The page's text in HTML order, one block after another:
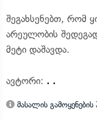
შეგახსენებთ, რომ
არეულობის
მეტი დაშავდა.
ავტორი: . .
მასალის გამოყენების